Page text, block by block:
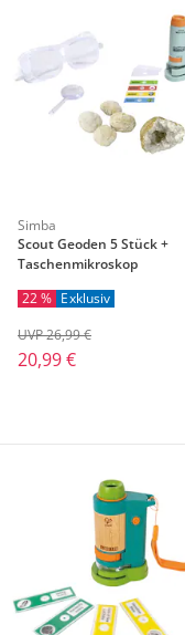
Simba
Scout Geoden 5 Stück +
Taschenmikroskop
22 % Exklusiv
20,99 €
UVP 26,99 €